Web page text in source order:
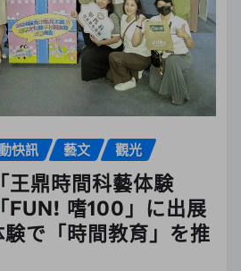
快訊 藝文 觀光
王鼎時間科藝体験
FUN! 嗜100」に出展
で「時間教育」を推